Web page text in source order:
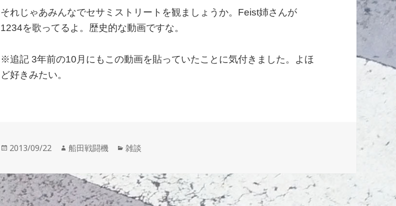
それじゃあみんなでセサミストリートを観ましょうか。Feist姉さんが
1234を歌ってるよ。歴史的な動画ですな。
※追記 3年前の10月にもこの動画を貼っていたことに気付きました。よほ
ど好きみたい。
投
日:
2013/09/22
作
者
船田戦闘機
カ
ゴ
リ
ー
雑談